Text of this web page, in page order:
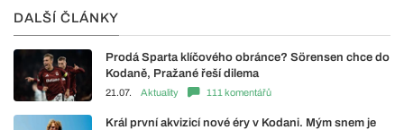
DALŠÍ ČLÁNKY
Prodá Sparta klíčového obránce? Sörensen chce do
Kodaně, Pražané řeší dilema
21.07. Aktuality 111 komentářů
Král první akvizicí nové éry v Kodani. Mým snem je